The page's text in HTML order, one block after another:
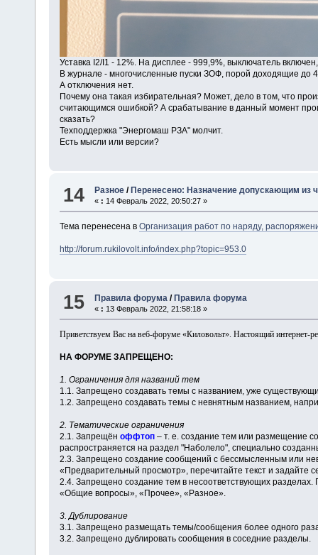
Уставка I2/I1 - 12%. На дисплее - 999,9%, выключатель
В журнале - многочисленные пуски ЗОФ, порой доходящие до
А отключения нет.
Почему она такая избирательная? Может, дело в том, что
считающимся ошибкой? А срабатывание в данный момент
сказать?
Техподдержка "Энергомаш РЗА" молчит.
Есть мысли или версии?
14 Разное / Перенесено: Назначение допускающим из
« : 14 Февраль 2022, 20:50:27 »
Тема перенесена в Организация работ по наряду,
http://forum.rukilovolt.info/index.php?topic=953.0
15 Правила форума /Правила форума
« : 13 Февраль 2022, 21:58:18 »
Приветствуем Вас на веб-форуме «Киловольт». Настоящий интернет-
НА ФОРУМЕ ЗАПРЕЩЕНО:
1. Ограничения для названий тем
1.1. Запрещено создавать темы с названием, уже
1.2. Запрещено создавать темы с невнятным названием,
2. Тематические ограничения
2.1. Запрещён оффтоп– т. е. создание тем или размещение
распространяется на раздел "Наболело", специально
2.3. Запрещено создание сообщений с бессмысленным или
«Предварительный просмотр», перечитайте текст и задайте
2.4. Запрещено создание тем в несоответствующих
«Общие вопросы», «Прочее», «Разное».
3. Дублирование
3.1. Запрещено размещать темы/сообщения более одного
3.2. Запрещено дублировать сообщения в соседние разделы.